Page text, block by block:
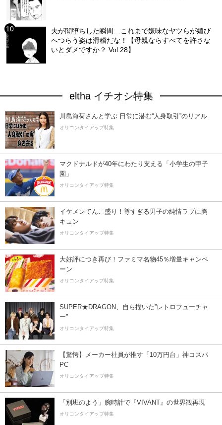
夫が闇堕ちした瞬間…これまで嫌味なヤツらが媚び
へつらう姿は滑稽だな！【母親ならすべてを許さな
いとダメですか？ Vol.28】
eltha イチオシ特集
川島海荷さんと学ぶ 日常に潜む“人身取引”のリアル
オリコンタイアップ特集
マクドナルドが40年にわたり支える「小学生の甲子
園」
オリコンタイアップ特集
イケメンてんこ盛り！尊すぎる男子の純情ラブに胸
キュン
オリコンタイアップ特集
大好評につき再び！ファミマ名物45％増量キャンペ
ーン
オリコンタイアップ特集
SUPER★DRAGON、自ら描いた”レトロフューチャ
ー”
オリコンタイアップ特集
【驚愕】メーカー社員が推す「10万円台」神コスパ
PC
オリコンタイアップ特集
「別班のよう」腕時計で『VIVANT』の世界観再現
オリコンタイアップ特集